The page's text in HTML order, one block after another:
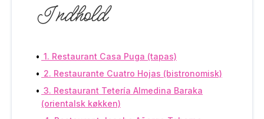
Indhold
1. Restaurant Casa Puga (tapas)
2. Restaurante Cuatro Hojas (bistronomisk)
3. Restaurant Tetería Almedina Baraka
(orientalsk køkken)